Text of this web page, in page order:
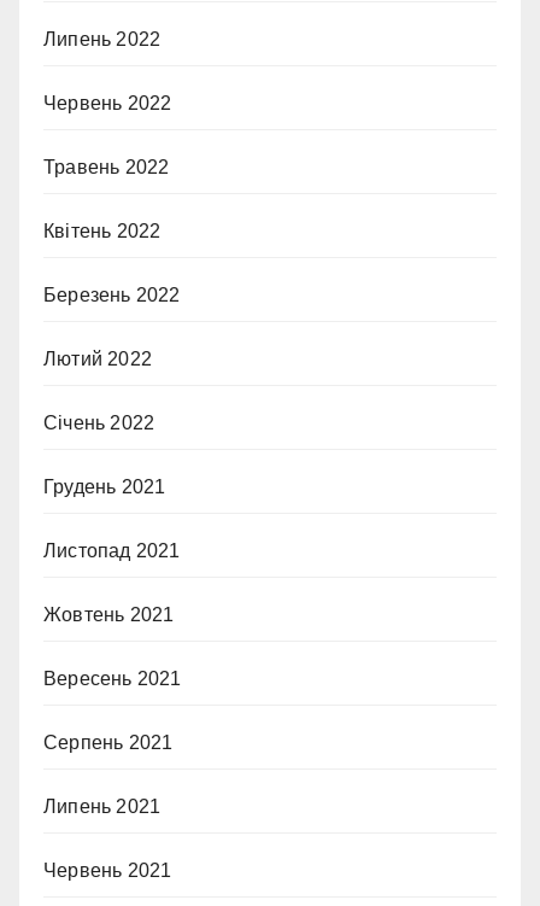
Липень 2022
Червень 2022
Травень 2022
Квітень 2022
Березень 2022
Лютий 2022
Січень 2022
Грудень 2021
Листопад 2021
Жовтень 2021
Вересень 2021
Серпень 2021
Липень 2021
Червень 2021